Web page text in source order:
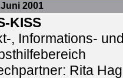
2001
KISS
, Informations-
Rita